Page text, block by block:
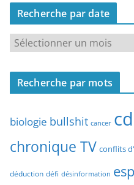
e
e
a
t
y
Recherche par date
e
c
r
h
p
Recherche par mots
biologie bullshit cancer
chronique TV conflits
déduction défi désinformation